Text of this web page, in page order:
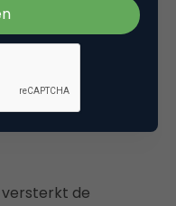
en leer hem
de